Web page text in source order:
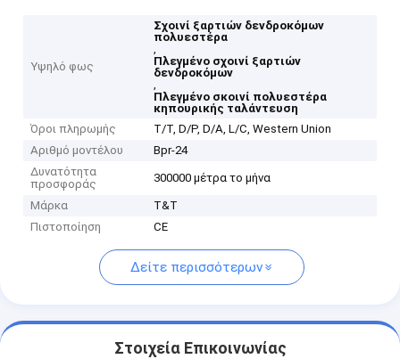
Υψηλό φως
Σχοινί ξαρτιών δενδροκόμων
πολυεστέρα
,
Πλεγμένο σχοινί ξαρτιών
δενδροκόμων
,
Πλεγμένο σκοινί πολυεστέρα
κηπουρικής ταλάντευση
Όροι πληρωμής
T/T, D/P, D/A, L/C, Western Union
Αριθμό μοντέλου
Bpr-24
Δυνατότητα
προσφοράς
300000 μέτρα το μήνα
Μάρκα
T&T
Πιστοποίηση
CE
Δείτε περισσότερων
Στοιχεία Επικοινωνίας